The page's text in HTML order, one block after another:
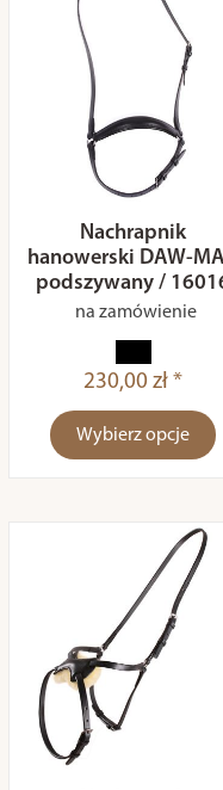
Nachrapnik
hanowerski DAW-
podszywany /
na zamówienie
230,00 zł *
Wybierz opcje